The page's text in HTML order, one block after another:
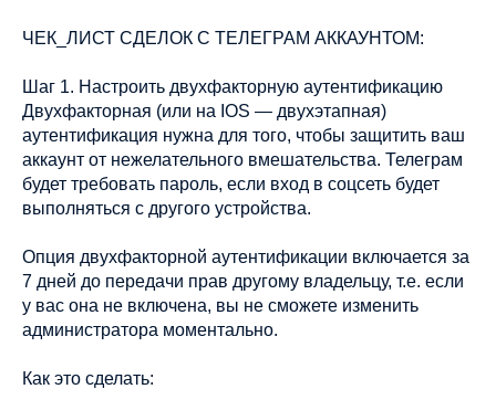
ЧЕК_ЛИСТ СДЕЛОК С ТЕЛЕГРАМ АККАУНТОМ:
Шаг 1. Настроить двухфакторную аутентификацию
Двухфакторная (или на IOS — двухэтапная)
аутентификация нужна для того, чтобы защитить ваш
аккаунт от нежелательного вмешательства. Телеграм
будет требовать пароль, если вход в соцсеть будет
выполняться с другого устройства.
Опция двухфакторной аутентификации включается за
7 дней до передачи прав другому владельцу, т.е. если
у вас она не включена, вы не сможете изменить
администратора моментально.
Как это сделать: